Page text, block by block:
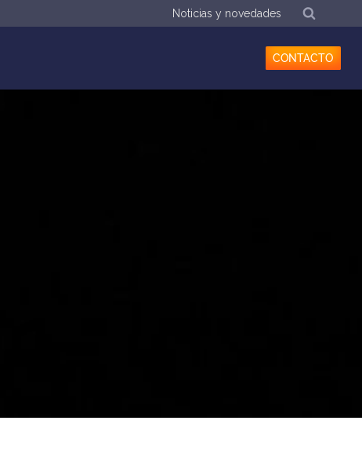
Noticias y novedades
CONTACTO